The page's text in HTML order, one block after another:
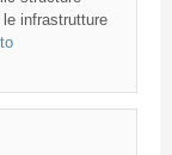
infrastrutture